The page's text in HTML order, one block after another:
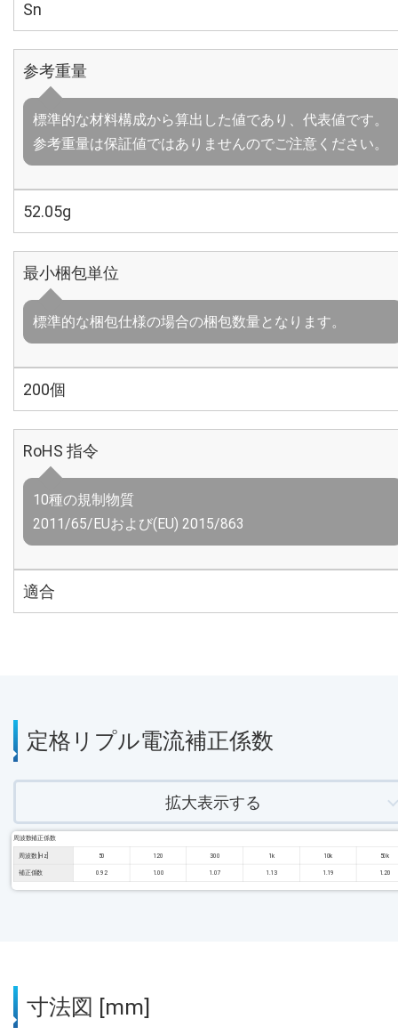
Sn
参考重量
標準的な材料構成から算出した値であり、代表値です。
参考重量は保証値ではありませんのでご注意ください。
52.05g
最小梱包単位
標準的な梱包仕様の場合の梱包数量となります。
200個
RoHS 指令
10種の規制物質
2011/65/EUおよび(EU) 2015/863
適合
定格リプル電流補正係数
拡大表示する
周波数補正係数
周波数 [Hz] 50 120 300 1k 10k 50k
補正係数 0.92 1.00 1.07 1.13 1.19 1.20
寸法図 [mm]